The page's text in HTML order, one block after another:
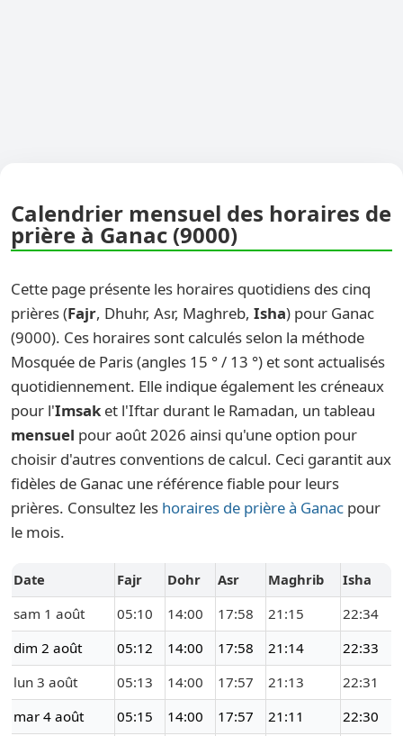
Calendrier mensuel des horaires de
prière à Ganac (9000)
Cette page présente les horaires quotidiens des cinq
prières (Fajr, Dhuhr, Asr, Maghreb, Isha) pour Ganac
(9000). Ces horaires sont calculés selon la méthode
Mosquée de Paris (angles 15 ° / 13 °) et sont actualisés
quotidiennement. Elle indique également les créneaux
pour l'Imsak et l'Iftar durant le Ramadan, un tableau
mensuel pour août 2026 ainsi qu'une option pour
choisir d'autres conventions de calcul. Ceci garantit aux
fidèles de Ganac une référence fiable pour leurs
prières. Consultez les horaires de prière à Ganac pour
le mois.
Date Fajr Dohr Asr Maghrib
Isha
sam 1 août
05:10 14:00 17:58 21:15
22:34
dim 2 août
05:12 14:00 17:58 21:14
22:33
lun 3 août
05:13 14:00 17:57 21:13
22:31
mar 4 août
05:15 14:00 17:57 21:11
22:30